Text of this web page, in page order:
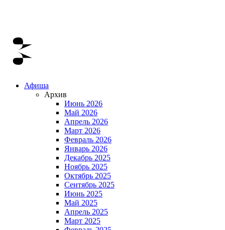
Афиша
Архив
Июнь 2026
Май 2026
Апрель 2026
Март 2026
Февраль 2026
Январь 2026
Декабрь 2025
Ноябрь 2025
Октябрь 2025
Сентябрь 2025
Июнь 2025
Май 2025
Апрель 2025
Март 2025